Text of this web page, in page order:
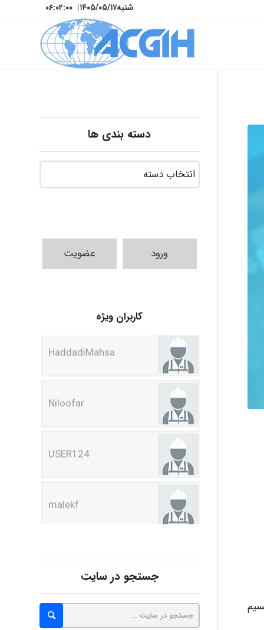
شنبه۱۴۰۵/۰۵/۱۷| ۰۶:۰۲:۰۲
دسته بندی ها
ورود عضویت
کاربران ویژه
Niloofar
USER124
malekf
abolfazlkoshehe
abolfazlkoshehe
A.balandeh
جستجو در سایت